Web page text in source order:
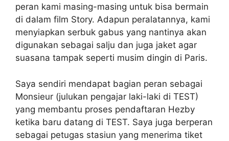
peran kami masing-masing untuk bisa bermain
di dalam film Story. Adapun peralatannya, kami
menyiapkan serbuk gabus yang nantinya akan
digunakan sebagai salju dan juga jaket agar
suasana tampak seperti musim dingin di Paris.
Saya sendiri mendapat bagian peran sebagai
Monsieur (julukan pengajar laki-laki di TEST)
yang membantu proses pendaftaran Hezby
ketika baru datang di TEST. Saya juga berperan
sebagai petugas stasiun yang menerima tiket